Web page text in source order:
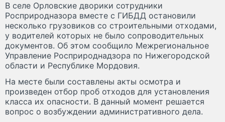
В селе Орловские дворики сотрудники
Росприродназора вместе с ГИБДД остановили
несколько грузовиков со строительными отходами,
у водителей которых не было сопроводительных
документов. Об этом сообщило Межрегиональное
Управление Росприроднадзора по Нижегородской
области и Республике Мордовия.
На месте были составлены акты осмотра и
произведен отбор проб отходов для установления
класса их опасности. В данный момент решается
вопрос о возбуждении административного дела.